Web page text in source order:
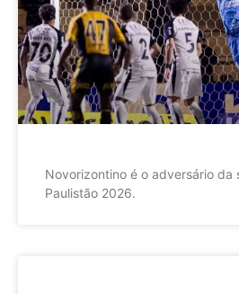
Novorizontino é o adversário da
Paulistão 2026.